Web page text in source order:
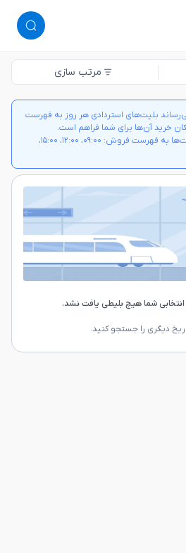
مرتب سازی
بلیت‌های استردادی هر روز به فهرست
خرید آن‌ها برای شما فراهم است.
ساعت‌های افزوده شدن بلیت‌ها به فهرست فروش: ۰۹:۰۰، ۱۲:۰۰، ۱۵:۰۰،
انتخابی شما هیچ بلیطی یافت نشد.
دیگری را جستجو کنید.